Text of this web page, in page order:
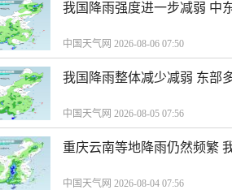
我国降雨强度进一步减弱 中
中国天气网 2026-08-06 07:50
我国降雨整体减少减弱 东部
中国天气网 2026-08-05 07:56
重庆云南等地降雨仍然频繁
中国天气网 2026-08-04 07:56